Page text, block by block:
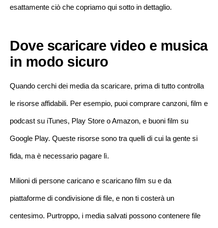
esattamente ciò che copriamo qui sotto in dettaglio.
Dove scaricare video e musica
in modo sicuro
Quando cerchi dei media da scaricare, prima di tutto controlla
le risorse affidabili. Per esempio, puoi comprare canzoni, film e
podcast su iTunes, Play Store o Amazon, e buoni film su
Google Play. Queste risorse sono tra quelli di cui la gente si
fida, ma è necessario pagare lì.
Milioni di persone caricano e scaricano film su e da
piattaforme di condivisione di file, e non ti costerà un
centesimo. Purtroppo, i media salvati possono contenere file